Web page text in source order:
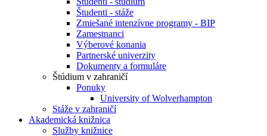
Študenti - stáže
Zmiešané intenzívne programy - BIP
Zamestnanci
Výberové konania
Partnerské univerzity
Dokumenty a formuláre
Štúdium v zahraničí
Ponuky
University of Wolverhampton
Stáže v zahraničí
Akademická knižnica
Služby knižnice